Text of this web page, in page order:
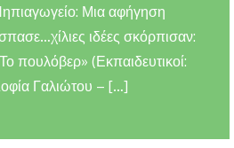
Μια αφήγηση
ιδέες σκόρπισαν:
πουλόβερ» (Εκπαιδευτικοί:
Γαλιώτου – […]